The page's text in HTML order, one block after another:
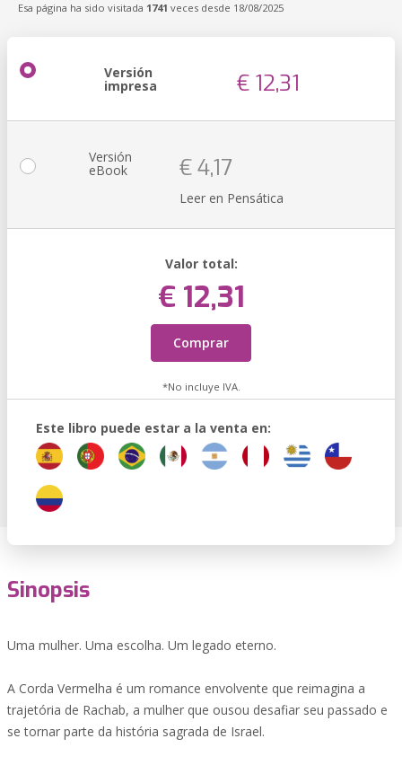
Esa página ha sido visitada 1741 veces desde 18/08/2025
Versión
impresa € 12,31
Versión
eBook € 4,17
Leer en Pensática
Valor total:
€ 12,31
Comprar
*No incluye IVA.
Este libro puede estar a la venta en:
Sinopsis
Uma mulher. Uma escolha. Um legado eterno.
A Corda Vermelha é um romance envolvente que reimagina a
trajetória de Rachab, a mulher que ousou desafiar seu passado e
se tornar parte da história sagrada de Israel.